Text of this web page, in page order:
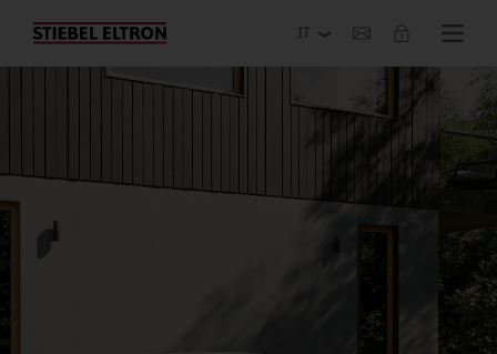
Azienda